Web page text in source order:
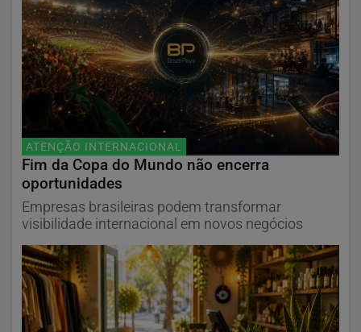
ATENÇÃO INTERNACIONAL
Fim da Copa do Mundo não encerra
oportunidades
Empresas brasileiras podem transformar
visibilidade internacional em novos negócios